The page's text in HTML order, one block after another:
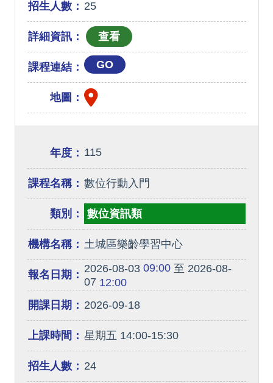
招生人數： 25
詳細資訊：
課程連結： GO
地圖：
年度： 115
課程名稱： 數位行動入門
類別： 數位資訊類
機構名稱： 土城區樂齡學習中心
報名日期： 2026-08-0309:00至 2026-08-
07 12:00
開課日期： 2026-09-18
上課時間： 星期五 14:00-15:30
招生人數： 24